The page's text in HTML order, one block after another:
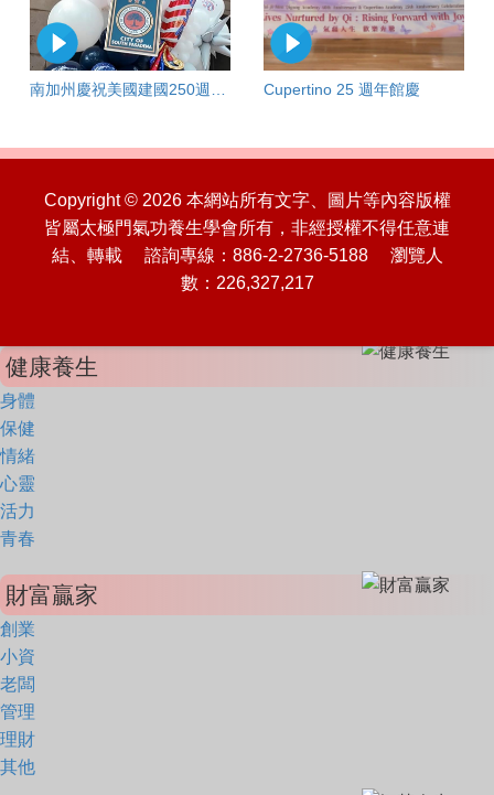
Cupertino 25 週年館慶
Copyright © 2026 本網站所有文字、圖片等內容版權
皆屬太極門氣功養生學會所有，非經授權不得任意連
結、轉載 諮詢專線：886-2-2736-5188 瀏覽人
數：226,327,217
健康養生
身體
保健
情緒
心靈
活力
青春
財富贏家
創業
小資
老闆
管理
理財
其他